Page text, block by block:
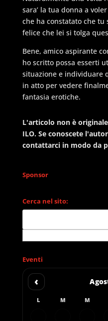
sara’ la tua donna a
che ha constatato che tu
felice che lei si tolga
Bene, amico aspirante
ho scritto possa esserti
situazione e individuare
in atto per vedere
fantasia erotiche.
L'articolo non è
ILO. Se conoscete
contattarci in modo da
Sponsor
Cerca nel sito:
Eventi
‹
L M M